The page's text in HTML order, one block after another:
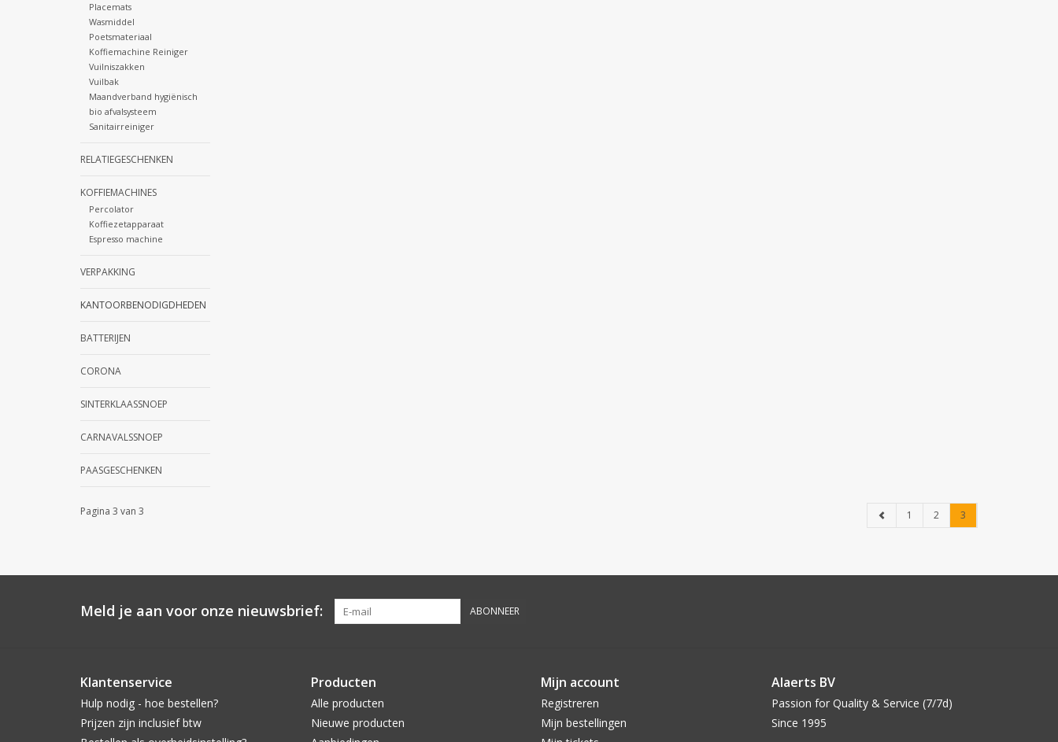
Placemats
Wasmiddel
Poetsmateriaal
Koffiemachine Reiniger
Vuilniszakken
Vuilbak
Maandverband hygiënisch
bio afvalsysteem
Sanitairreiniger
RELATIEGESCHENKEN
KOFFIEMACHINES
Percolator
Koffiezetapparaat
Espresso machine
VERPAKKING
KANTOORBENODIGDHEDEN
BATTERIJEN
CORONA
SINTERKLAASSNOEP
CARNAVALSSNOEP
PAASGESCHENKEN
Pagina 3 van 3 1 2 3
Meld je aan voor onze nieuwsbrief: ABONNEER
Klantenservice
Hulp nodig - hoe bestellen?
Prijzen zijn inclusief btw
Producten
Alle producten
Nieuwe producten
Mijn account
Registreren
Mijn bestellingen
Alaerts BV
Passion for Quality & Service (7/7d)
Since 1995